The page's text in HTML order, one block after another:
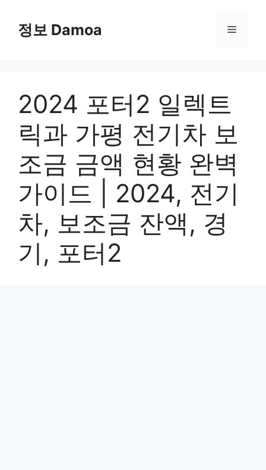
content정보 Damoa Menu
2024 포터2 일렉트
릭과 가평 전기차 보
조금 금액 현황 완벽
가이드 | 2024, 전기
차, 보조금 잔액, 경
기, 포터2